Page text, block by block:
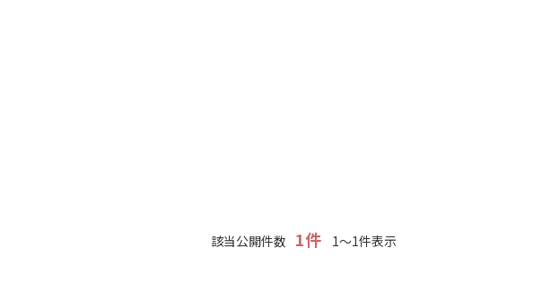
該当公開件数 1件 1～1件表示